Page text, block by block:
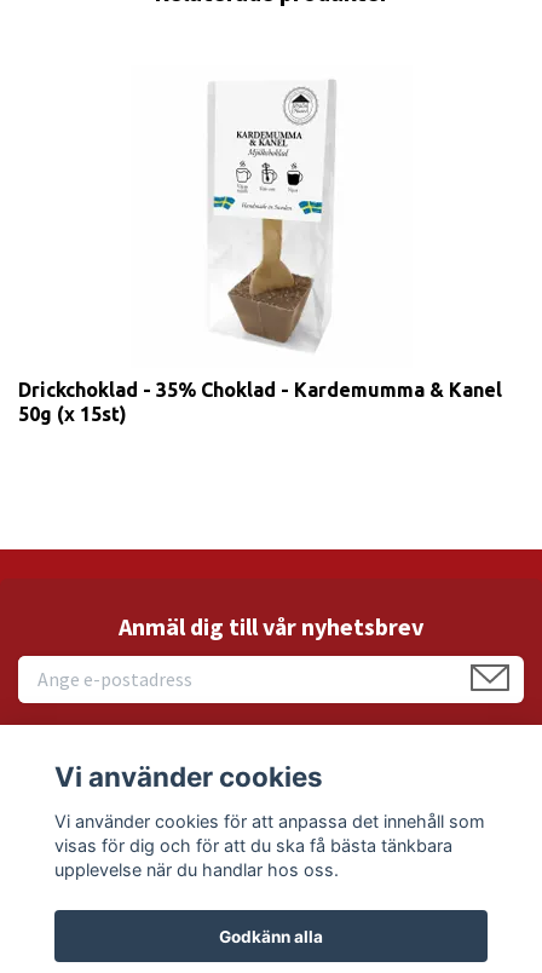
Drickchoklad - 35% Choklad - Kardemumma & Kanel
50g (x 15st)
Anmäl dig till vår nyhetsbrev
Sociala medier
Vi använder cookies
Vi använder cookies för att anpassa det innehåll som
visas för dig och för att du ska få bästa tänkbara
upplevelse när du handlar hos oss.
Godkänn alla